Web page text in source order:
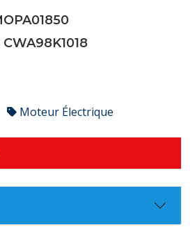
Moteur Électrique